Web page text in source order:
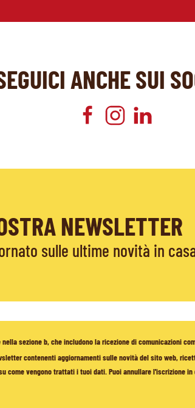
ANCHE SUI
NEWSLETTER
sulle ultime novità in
sezione b, che includono la ricezione di comunicazioni
contenenti aggiornamenti sulle novità del sito web,
come vengono trattati i tuoi dati. Puoi annullare l'iscrizione